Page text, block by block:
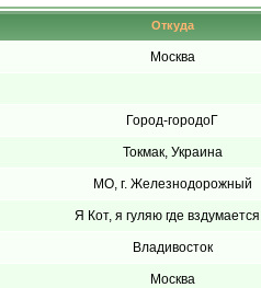
Откуда
Москва
Город-городоГ
Токмак, Украина
МО, г. Железнодорожный
Я Кот, я гуляю где
Владивосток
Москва